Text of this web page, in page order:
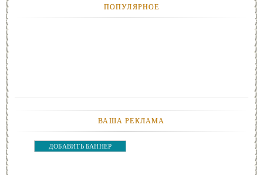
ПОПУЛЯРНОЕ
ВАША РЕКЛАМА
ДОБАВИТЬ БАННЕР